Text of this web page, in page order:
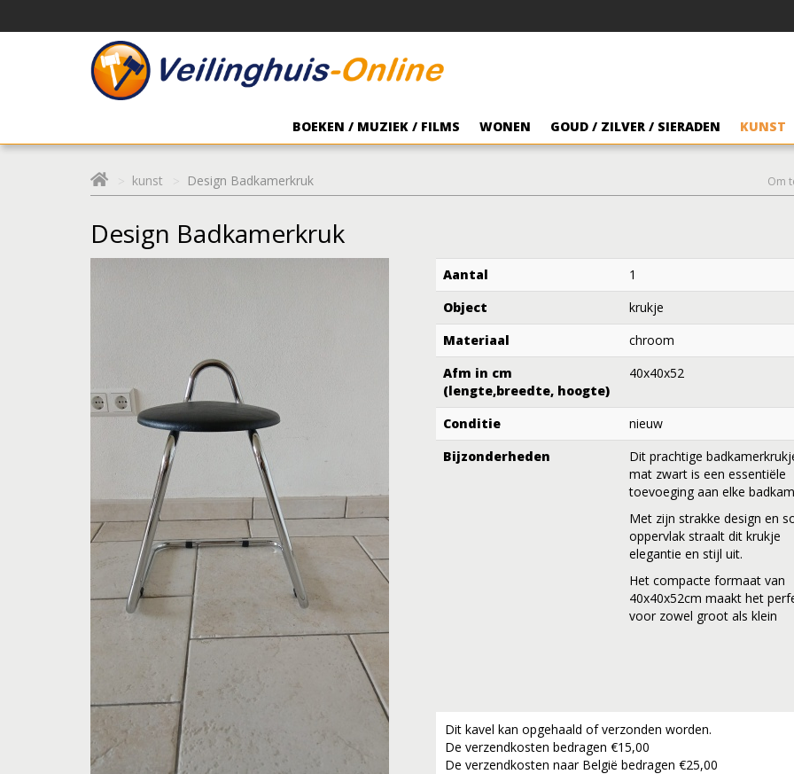
BOEKEN / MUZIEK / FILMS WONEN GOUD / ZILVER / SIERADEN KUNST
kunst Design Badkamerkruk Om
Design Badkamerkruk
Aantal
1
Object
krukje
Materiaal
chroom
Afm in cm
(lengte,breedte, hoogte)
40x40x52
Conditie
nieuw
Bijzonderheden
Dit prachtige
mat zwart is een essentiële
toevoeging aan elke
Met zijn strakke design en
oppervlak straalt dit krukje
elegantie en stijl uit.
Het compacte formaat van
40x40x52cm maakt het
voor zowel groot als klein
Dit kavel kan opgehaald of verzonden worden.
De verzendkosten bedragen €15,00
De verzendkosten naar België bedragen €25,00